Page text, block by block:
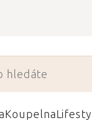
Koupelna